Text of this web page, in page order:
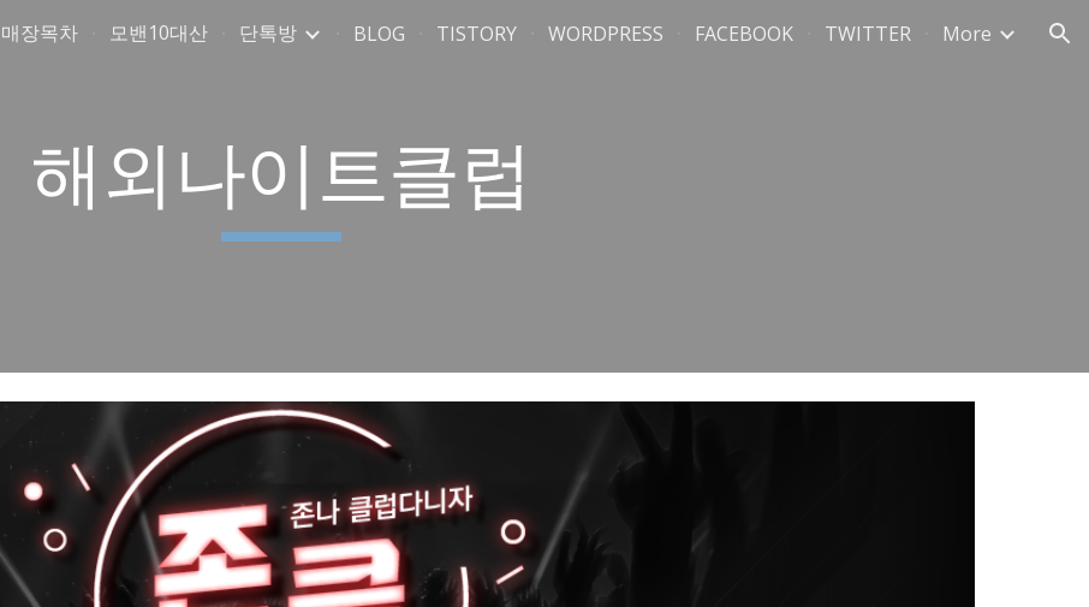
Skip to main content Skip to navigation
매장목차 모밴10대산 단톡방 BLOG TISTORY WORDPRESS FACEBOOK TWITTER More
해외나이트클럽